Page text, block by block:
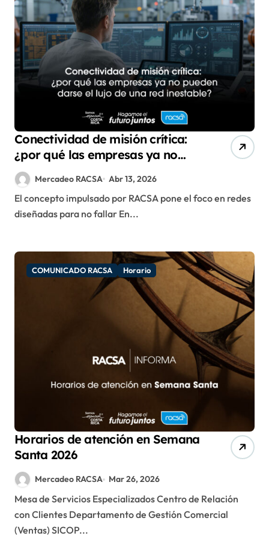
Conectividad de misión crítica:
¿por qué las empresas ya no
pueden darse el lujo de una red
inestable?
Mercadeo RACSA Abr 13, 2026
El concepto impulsado por RACSA pone el foco en redes
diseñadas para no fallar En...
COMUNICADO RACSA Horario
Horarios de atención en Semana
Santa 2026
Mercadeo RACSA Mar 26, 2026
Mesa de Servicios Especializados Centro de Relación
con Clientes Departamento de Gestión Comercial
(Ventas) SICOP...